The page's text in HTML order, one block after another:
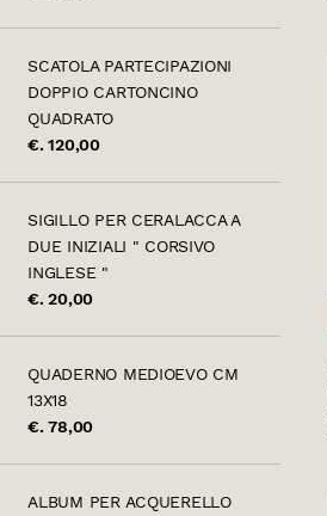
SCATOLA PARTECIPAZIONI
DOPPIO CARTONCINO
QUADRATO
€. 120,00
SIGILLO PER CERALACCA A
DUE INIZIALI " CORSIVO
INGLESE "
€. 20,00
QUADERNO MEDIOEVO CM
13X18
€. 78,00
ALBUM PER ACQUERELLO